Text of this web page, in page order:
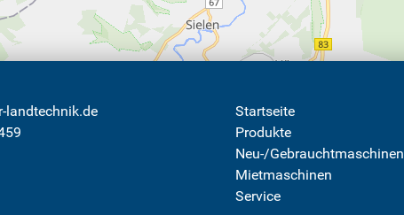
landtechnik.de
Startseite
Produkte
Neu-/Gebrauchtmaschinen
Mietmaschinen
Service